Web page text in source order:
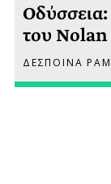
του Nolan
ΔΕΣΠΟΙΝΑ